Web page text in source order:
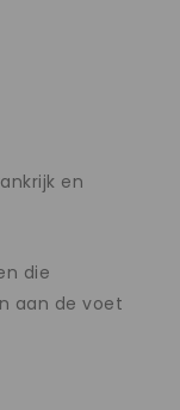
en
die
aan de voet